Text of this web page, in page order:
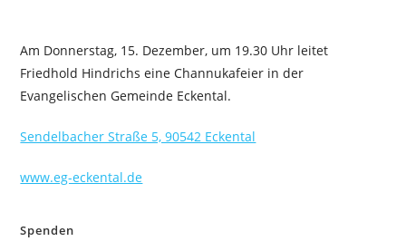
Am Donnerstag, 15. Dezember, um 19.30 Uhr leitet
Friedhold Hindrichs eine Channukafeier in der
Evangelischen Gemeinde Eckental.
Sendelbacher Straße 5, 90542 Eckental
www.eg-eckental.de
Spenden